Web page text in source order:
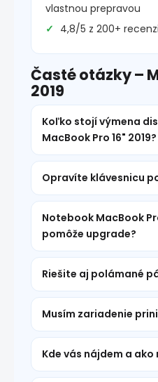
vlastnou prepravou
4,8/5 z 200+
Časté otázky –
2019
Koľko stojí výmena
MacBook Pro 16" 2019?
Opravíte klávesnicu
Notebook MacBook
pomôže upgrade?
Riešite aj polámané
Musím zariadenie
Kde vás nájdem a